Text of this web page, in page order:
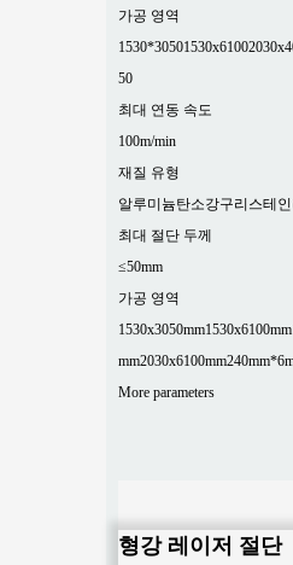
가공 영역
1530*30501530x6100
50
최대 연동 속도
100m/min
재질 유형
알루미늄탄소강구리 스테
최대 절단 두께
≤50mm
가공 영역
1530x3050mm1530x6100mm
mm2030x6100mm
More parameters
형강 레이저 절단